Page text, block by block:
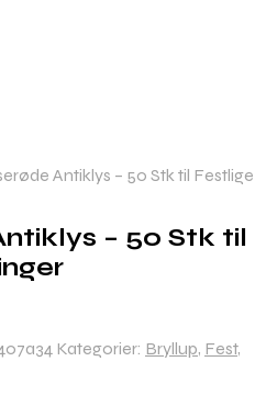
Antiklys – 50 Stk til Festlige
– 50 Stk til
Kategorier: Bryllup, Fest,